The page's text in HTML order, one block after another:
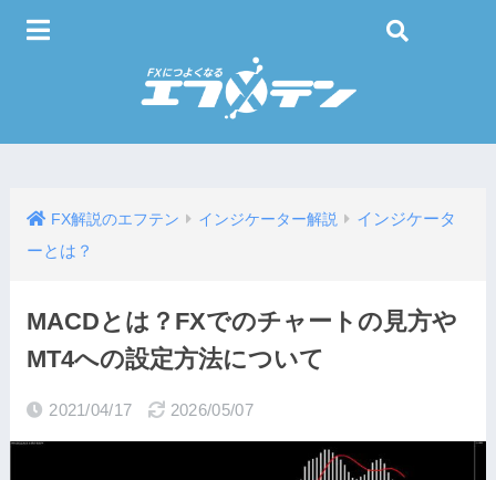
FX解説のエフテン インジケーター解説
インジケータ
ーとは？
MACDとは？FXでのチャートの見方や
MT4への設定方法について
2021/04/17 2026/05/07